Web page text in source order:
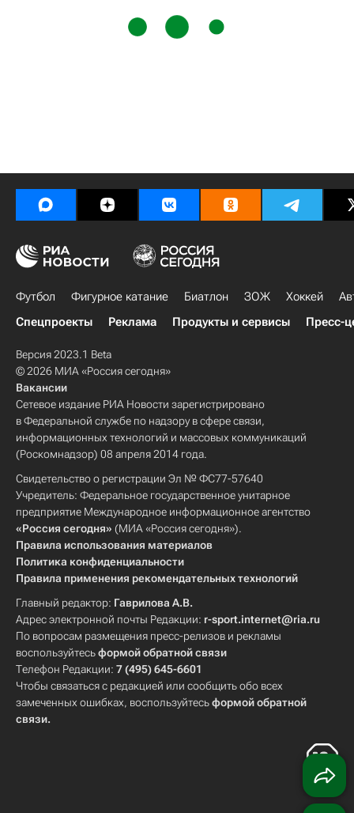
Футбол Фигурное катание Биатлон ЗОЖ Хоккей
Спецпроекты
Реклама Продукты и сервисы Пресс-
Версия 2023.1 Beta
© 2026 МИА «Россия сегодня»
Вакансии
Сетевое издание РИА Новости зарегистрировано
в Федеральной службе по надзору в сфере связи,
информационных технологий и массовых коммуникаций
(Роскомнадзор) 08 апреля 2014 года.
Свидетельство о регистрации Эл № ФС77-57640
Учредитель: Федеральное государственное унитарное
предприятие Международное информационное агентство
«Россия сегодня» (МИА «Россия сегодня»).
Правила использования материалов
Политика конфиденциальности
Правила применения рекомендательных технологий
Главный редактор: Гаврилова А.В.
Адрес электронной почты Редакции: r-sport.internet@ria.ru
По вопросам размещения пресс-релизов и рекламы
воспользуйтесьформой обратной связи
Телефон Редакции: 7 (495) 645-6601
Чтобы связаться с редакцией или сообщить обо всех
замеченных ошибках, воспользуйтесьформой обратной
связи.